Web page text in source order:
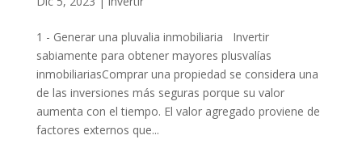
1 - Generar una pluvalia inmobiliaria Invertir
sabiamente para obtener mayores plusvalías
inmobiliariasComprar una propiedad se considera una
de las inversiones más seguras porque su valor
aumenta con el tiempo. El valor agregado proviene de
factores externos que...